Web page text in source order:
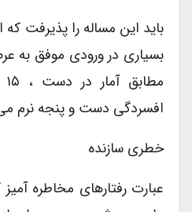
باید این مساله را پذیرفت که
بسیاری در ورودی موفق به
افسردگی دست و پنجه نرم می
خطری سازنده
عبارت رفتارهای مخاطره